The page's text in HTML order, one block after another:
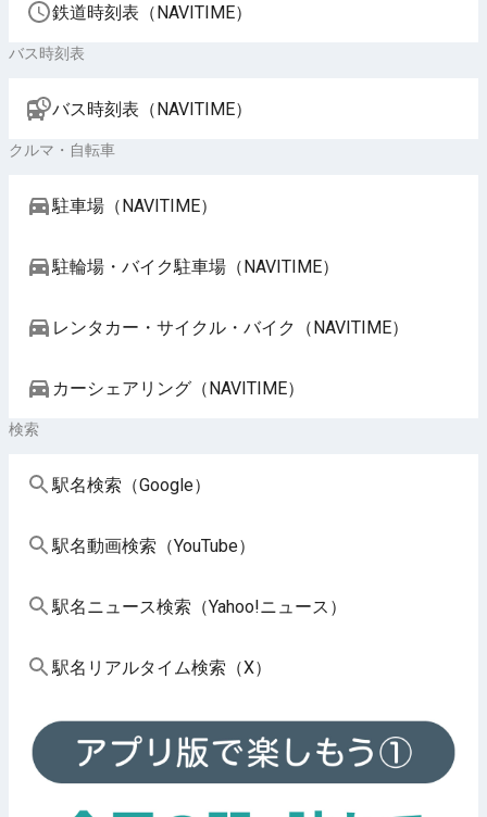
鉄道時刻表（NAVITIME）
バス時刻表
バス時刻表（NAVITIME）
クルマ・自転車
駐車場（NAVITIME）
駐輪場・バイク駐車場（NAVITIME）
レンタカー・サイクル・バイク（NAVITIME）
カーシェアリング（NAVITIME）
検索
駅名検索（Google）
駅名動画検索（YouTube）
駅名ニュース検索（Yahoo!ニュース）
駅名リアルタイム検索（X）